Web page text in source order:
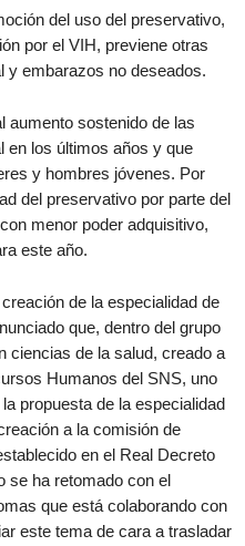
del uso del preservativo,
por el VIH, previene otras
y embarazos no deseados.
aumento sostenido de las
en los últimos años y que
y hombres jóvenes. Por
del preservativo por parte del
menor poder adquisitivo,
este año.
de la especialidad de
que, dentro del grupo
ciencias de la salud, creado a
Humanos del SNS, uno
propuesta de la especialidad
a la comisión de
en el Real Decreto
se ha retomado con el
que está colaborando con
este tema de cara a trasladar